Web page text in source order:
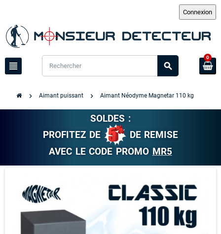
view_headline search
0
chevron_right Aimant puissant chevron_right Aimant Néodyme Magnetar 110 kg
SOLDES :
PROFITEZ DE
DE REMISE
AVEC LE CODE PROMO MR5